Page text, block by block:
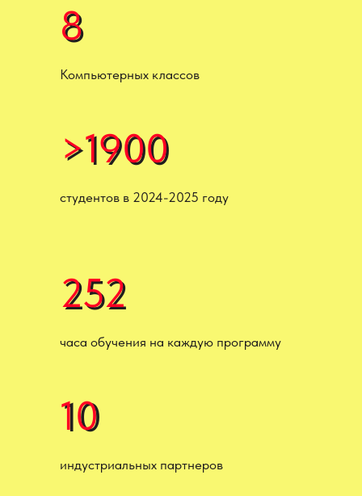
8
8
252
252
10
>1900
>1900
студентов в 2024-2025 году
часа обучения на каждую программу
Компьютерных классов
индустриальных партнеров
10